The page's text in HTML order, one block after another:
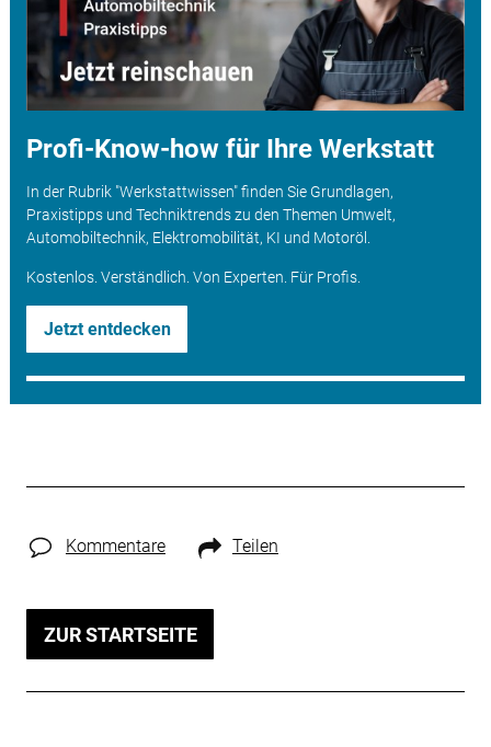
Profi-Know-how für Ihre Werkstatt
In der Rubrik "Werkstattwissen" finden Sie Grundlagen,
Praxistipps und Techniktrends zu den Themen Umwelt,
Automobiltechnik, Elektromobilität, KI und Motoröl.
Kostenlos. Verständlich. Von Experten. Für Profis.
Jetzt entdecken
Kommentare Teilen
ZUR STARTSEITE